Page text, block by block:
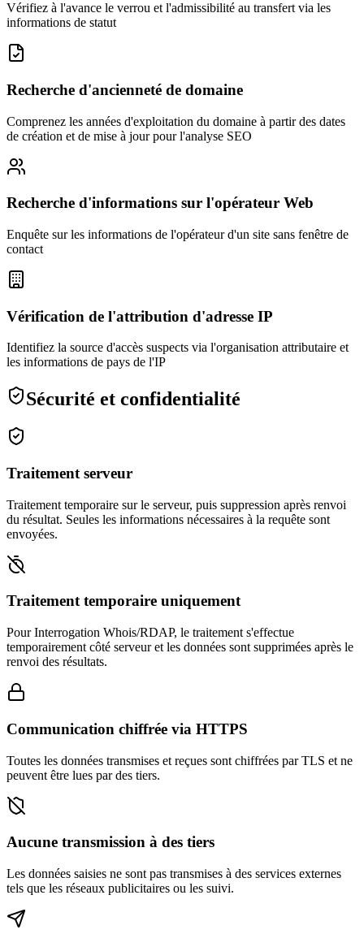
Vérifiez à l'avance le verrou et l'admissibilité au transfert via les
informations de statut
Recherche d'ancienneté de domaine
Comprenez les années d'exploitation du domaine à partir des dates
de création et de mise à jour pour l'analyse SEO
Recherche d'informations sur l'opérateur Web
Enquête sur les informations de l'opérateur d'un site sans fenêtre de
contact
Vérification de l'attribution d'adresse IP
Identifiez la source d'accès suspects via l'organisation attributaire et
les informations de pays de l'IP
Sécurité et confidentialité
Traitement serveur
Traitement temporaire sur le serveur, puis suppression après renvoi
du résultat. Seules les informations nécessaires à la requête sont
envoyées.
Traitement temporaire uniquement
Pour Interrogation Whois/RDAP, le traitement s'effectue
temporairement côté serveur et les données sont supprimées après le
renvoi des résultats.
Communication chiffrée via HTTPS
Toutes les données transmises et reçues sont chiffrées par TLS et ne
peuvent être lues par des tiers.
Aucune transmission à des tiers
Les données saisies ne sont pas transmises à des services externes
tels que les réseaux publicitaires ou les suivi.